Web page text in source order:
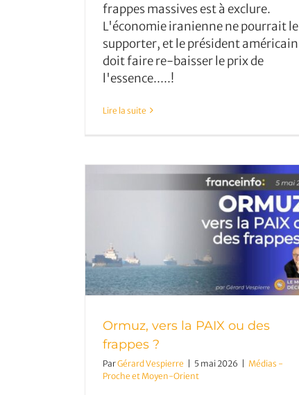
frappes massives est à exclure.
L'économie iranienne ne pourrait le
supporter, et le président américain
doit faire re-baisser le prix de
l'essence.....!
Lire la suite
Ormuz, vers la PAIX ou des
frappes ?
ParGérard Vespierre | 5 mai 2026 | Médias -
Proche et Moyen-Orient